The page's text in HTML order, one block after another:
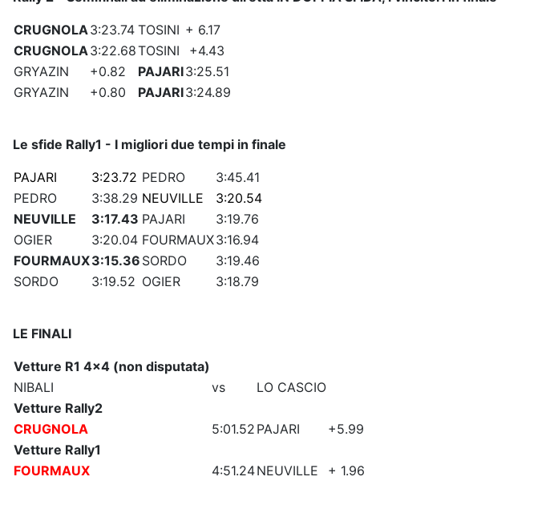
CRUGNOLA3:23.74 TOSINI + 6.17
CRUGNOLA3:22.68TOSINI
+4.43
GRYAZIN
+0.82 PAJARI3:25.51
GRYAZIN
+0.80 PAJARI3:24.89
Le sfide Rally1 - I migliori due tempi in finale
PAJARI 3:23.72 PEDRO
3:45.41
PEDRO
3:38.29 NEUVILLE
3:20.54
NEUVILLE
3:17.43 PAJARI
3:19.76
OGIER
3:20.04 FOURMAUX3:16.94
FOURMAUX3:15.36 SORDO
3:19.46
SORDO
3:19.52 OGIER 3:18.79
LE FINALI
Vetture R1 4x4 (non disputata)
NIBALI
vs
LO CASCIO
Vetture Rally2
CRUGNOLA
5:01.52 PAJARI
+5.99
Vetture Rally1
FOURMAUX
4:51.24NEUVILLE + 1.96